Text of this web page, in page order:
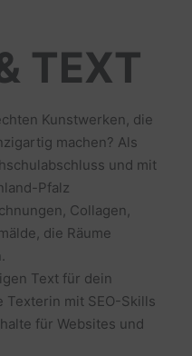
TEXT
Kunstwerken, die
machen? Als
und mit
Pfalz
Collagen,
die Räume
Text für dein
Texterin mit SEO-Skills
für Websites und